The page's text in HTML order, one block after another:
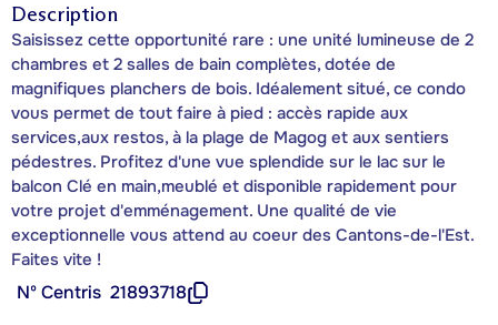
Description
Saisissez cette opportunité rare : une unité lumineuse de 2
chambres et 2 salles de bain complètes, dotée de
magnifiques planchers de bois. Idéalement situé, ce condo
vous permet de tout faire à pied : accès rapide aux
services,aux restos, à la plage de Magog et aux sentiers
pédestres. Profitez d'une vue splendide sur le lac sur le
balcon Clé en main,meublé et disponible rapidement pour
votre projet d'emménagement. Une qualité de vie
exceptionnelle vous attend au coeur des Cantons-de-l'Est.
Faites vite !
Nº Centris 21893718